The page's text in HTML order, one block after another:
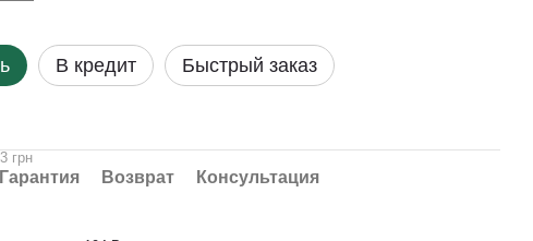
В кредит Быстрый заказ
грн
Гарантия Возврат
Консультация